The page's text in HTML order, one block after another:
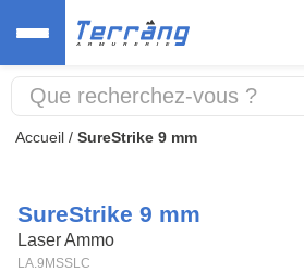
Accueil / SureStrike 9 mm
SureStrike 9 mm
Laser Ammo
LA.9MSSLC